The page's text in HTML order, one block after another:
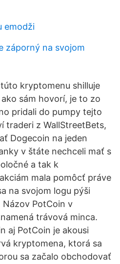
emodži
záporný na svojom
kryptomenu shilluje
sám hovorí, je to zo
pridali do pumpy tejto
traderi z WallStreetBets,
Dogecoin na jeden
v štáte nechceli mať s
a tak k
mala pomôcť práve
na svojom logu pýši
PotCoin v
trávová minca.
aj PotCoin je akousi
kryptomena, ktorá sa
sa začalo obchodovať